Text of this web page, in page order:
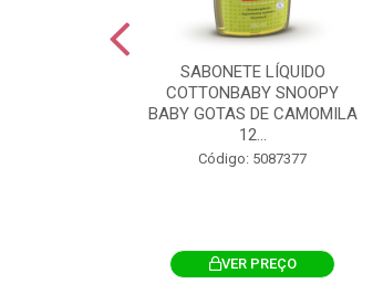
SABONETE LÍQUIDO
COTTONBABY SNOOPY
BABY GOTAS DE CAMOMILA
12...
Código: 5087377
VER PREÇO